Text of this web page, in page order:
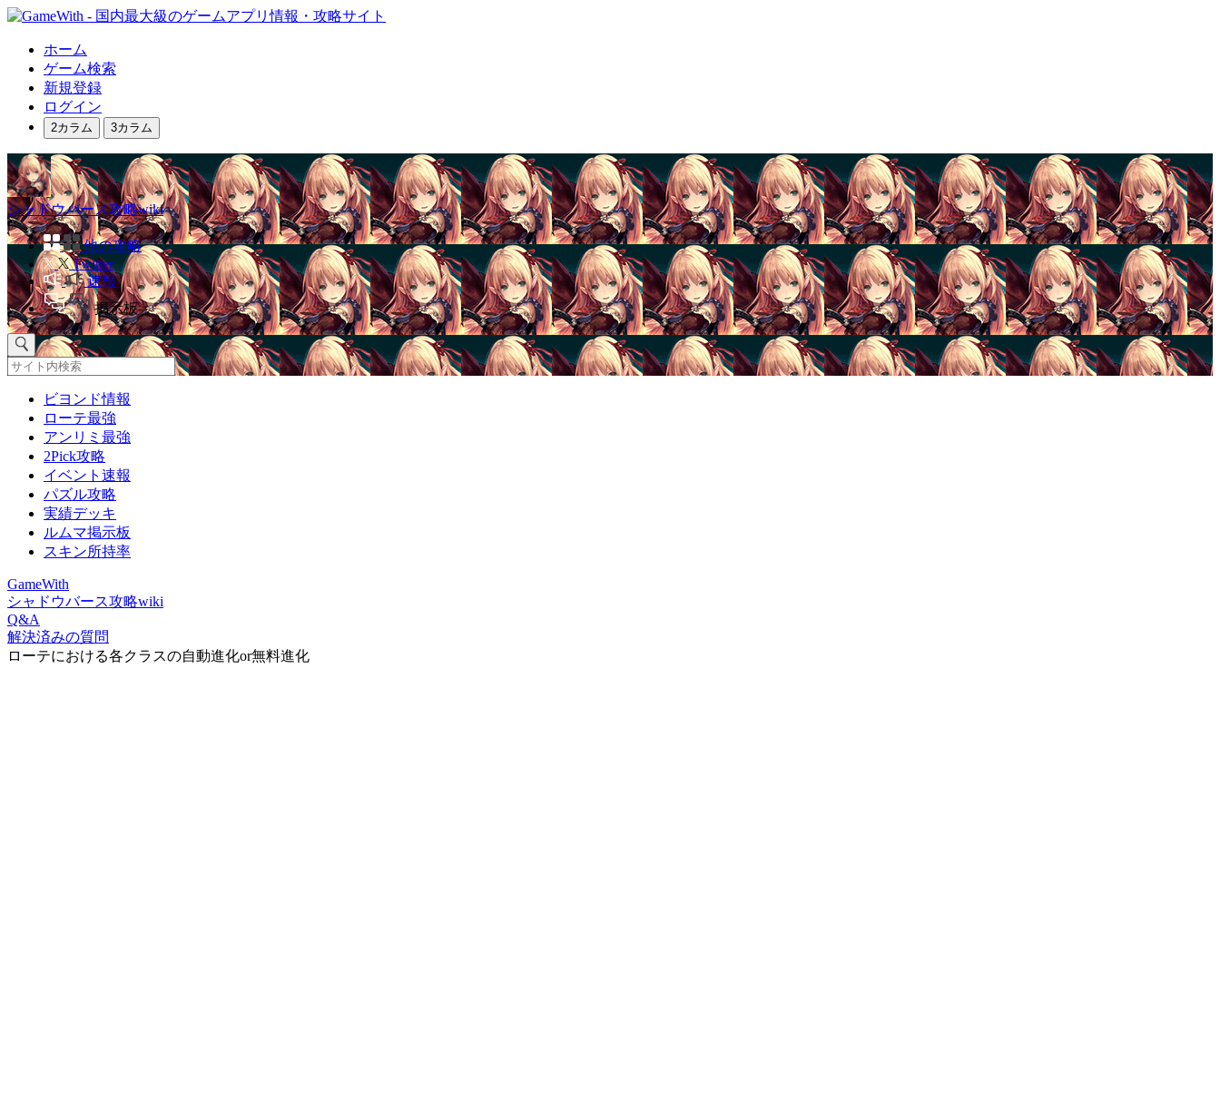
ホーム
ゲーム検索
新規登録
ログイン
2カラム 3カラム
シャドウバース攻略wiki
他の攻略
Twitter
速報
掲示板
ビヨンド情報
ローテ最強
アンリミ最強
2Pick攻略
イベント速報
パズル攻略
実績デッキ
ルムマ掲示板
スキン所持率
GameWith
シャドウバース攻略wiki
Q&A
解決済みの質問
ローテにおける各クラスの自動進化or無料進化